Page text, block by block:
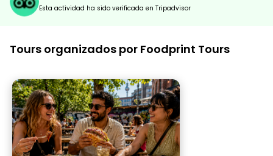
Esta actividad ha sido verificada en Tripadvisor
Tours organizados por Foodprint Tours